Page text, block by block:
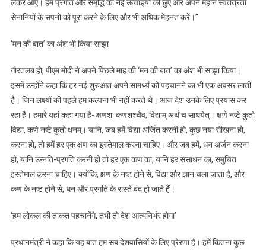
Modi
नए
साल
की
शुभकामनाएं
लेकर आए। हम प्रगति और समृद्धि की नई ऊंचाइयों को छुएं और अपने महान स्वतंत्रता
सेनानियों के सपनों को पूरा करने के लिए और भी अधिक मेहनत करें।”
‘मन की बात’ का अंश भी किया साझा
गौरतलब हो, पीएम मोदी ने अपने पिछले माह की ‘मन की बात’ का अंश भी साझा किया।
इसमें उन्होंने कहा कि हर नई शुरुआत अपने सामर्थ्य को पहचानने का भी एक अवसर लाती
है। जिन लक्ष्यों की पहले हम कल्पना भी नहीं करते थे। आज देश उनके लिए प्रयास कर
रहा है। हमारे यहां कहा गया है- क्षणश: कणशश्चैव, विद्याम् अर्थं च साधयेत्। क्षणे नष्टे कुतो
विद्या, कणे नष्टे कुतो धनम्। यानि, जब हमें विद्या अर्जित करनी हो, कुछ नया सीखना हो,
करना हो, तो हमें हर एक क्षण का इस्तेमाल करना चाहिए। और जब हमें, धन अर्जन करना
हो, यानि उन्नति-प्रगति करनी हो तो हर एक कण का, यानि हर संसाधन का, समुचित
इस्तेमाल करना चाहिए। क्योंकि, क्षण के नष्ट होने से, विद्या और ज्ञान चला जाता है, और
कण के नष्ट होने से, धन और प्रगति के रास्ते बंद हो जाते हैं।
‘हम लोकल की ताकत पहचानेंगे, तभी तो देश आत्मनिर्भर होगा’
प्रधानमंत्री ने कहा कि यह बात हम सब देशवासियों के लिए प्रेरणा है। हमें कितना कुछ